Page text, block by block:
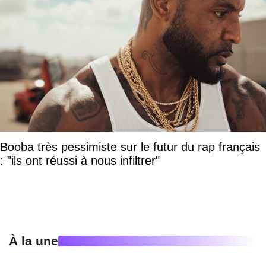
Booba très pessimiste sur le futur du rap français
: "ils ont réussi à nous infiltrer"
À la une